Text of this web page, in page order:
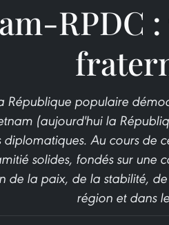
RPDC :
République populaire
(aujourd'hui la
Au cours de
solides, fondés sur une
de la paix, de la stabilité,
région et dans